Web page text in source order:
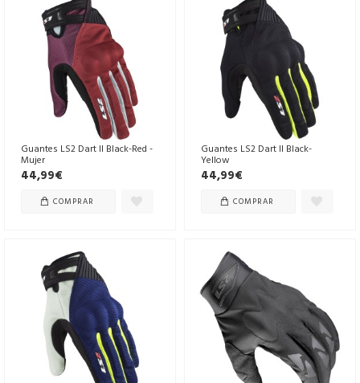
Guantes LS2 Dart II Black-Red -
Mujer
44,99€
COMPRAR
Guantes LS2 Dart II Black-
Yellow
44,99€
COMPRAR